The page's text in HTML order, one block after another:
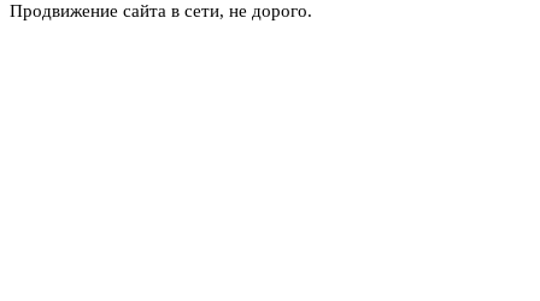
Продвижение сайта в сети, не дорого.